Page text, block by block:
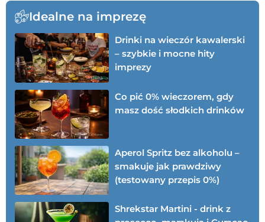
Idealne na imprezę
Drinki na wieczór kawalerski
– szybkie i mocne hity
imprezy
Co pić 0% wieczorem, gdy
masz dość słodkich drinków
Aperol Spritz bez alkoholu –
smakuje jak prawdziwy
(testowany przepis 0%)
Shrekstar Martini - drink z